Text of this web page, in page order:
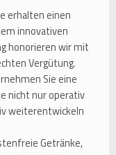
erhalten einen
innovativen
honorieren wir mit
Vergütung.
Sie eine
nicht nur operativ
weiterentwickeln
Getränke,